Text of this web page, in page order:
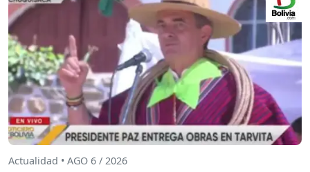
Actualidad • AGO 6 / 2026